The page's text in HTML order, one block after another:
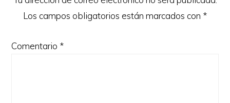
Los campos obligatorios están marcados con *
Comentario *